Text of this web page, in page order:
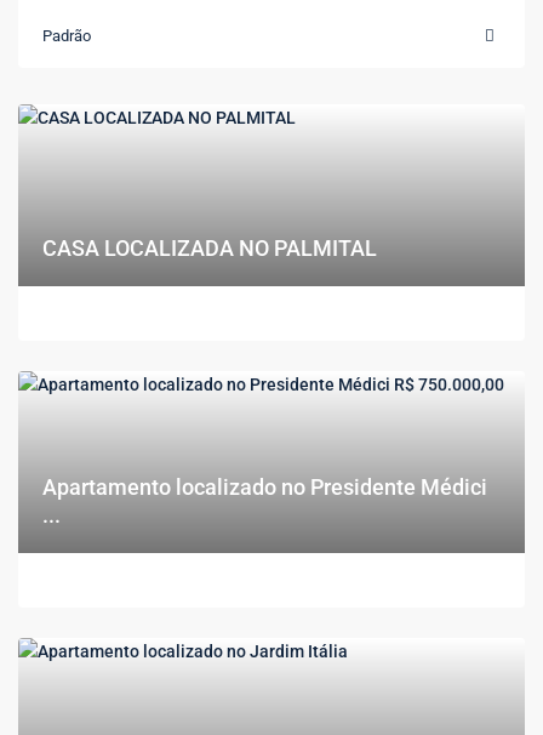
Padrão
CASA LOCALIZADA NO PALMITAL
Apartamento localizado no Presidente Médici
...